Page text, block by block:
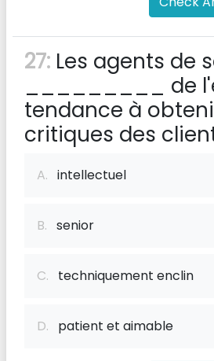
27: Les agents de
_________ de
tendance à
critiques des
A. intellectuel
B. senior
C. techniquement enclin
D. patient et aimable